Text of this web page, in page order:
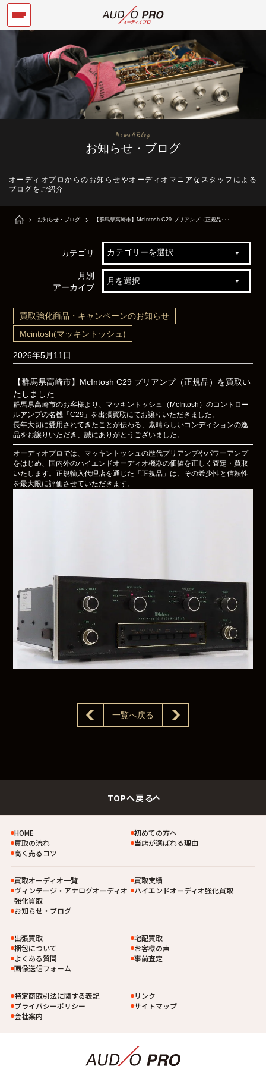
News&Blog
お知らせ・ブログ
オーディオプロからのお知らせやオーディオマニアなスタッフによる
ブログをご紹介
お知らせ・ブログ 【群馬県高崎市】McIntosh C29 プリアンプ（正規品･･･
カテゴリ
月別
アーカイブ
買取強化商品・キャンペーンのお知らせ
Mcintosh(マッキントッシュ)
2026年5月11日
【群馬県高崎市】McIntosh C29 プリアンプ（正規品）を買取い
たしました
群馬県高崎市のお客様より、マッキントッシュ（McIntosh）のコントロー
ルアンプの名機「C29」を出張買取にてお譲りいただきました。
長年大切に愛用されてきたことが伝わる、素晴らしいコンディションの逸
品をお譲りいただき、誠にありがとうございました。
オーディオプロでは、マッキントッシュの歴代プリアンプやパワーアンプ
をはじめ、国内外のハイエンドオーディオ機器の価値を正しく査定・買取
いたします。正規輸入代理店を通じた「正規品」は、その希少性と信頼性
を最大限に評価させていただきます。
一覧へ戻る
TOPへ戻る
HOME
初めての方へ
買取の流れ
当店が選ばれる理由
高く売るコツ
買取オーディオ一覧
買取実績
ヴィンテージ・アナログオーディオ
強化買取
ハイエンドオーディオ強化買取
お知らせ・ブログ
出張買取
宅配買取
梱包について
お客様の声
よくある質問
事前査定
画像送信フォーム
特定商取引法に関する表記
リンク
プライバシーポリシー
サイトマップ
会社案内